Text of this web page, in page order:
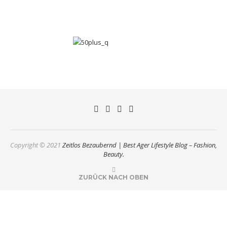
Copyright © 2021 Zeitlos Bezaubernd | Best Ager Lifestyle Blog – Fashion,
Beauty.
ZURÜCK NACH OBEN